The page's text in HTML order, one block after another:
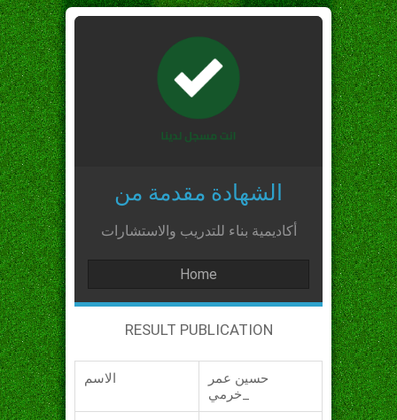
الشهادة مقدمة من
أكاديمية بناء للتدريب والاستشارات
Home
RESULT PUBLICATION
الاسم
حسين عمر